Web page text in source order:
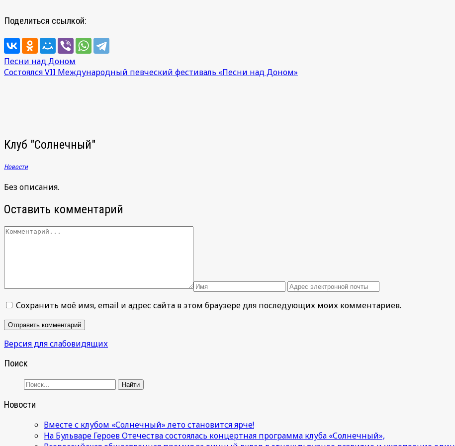
Поделиться ссылкой:
Навигация
по
Песни над Доном
Состоялся VII Международный певческий фестиваль «Песни над Доном»
Клуб "Солнечный"
Новости
Без описания.
Оставить комментарий
Сохранить моё имя, email и адрес сайта в этом браузере для последующих моих комментариев.
Версия для слабовидящих
Поиск
Новости
Вместе с клубом «Солнечный» лето становится ярче!
На Бульваре Героев Отечества состоялась концертная программа клуба «Солнечный»,